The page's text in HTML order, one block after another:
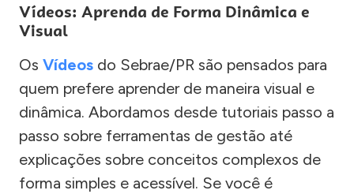
Vídeos: Aprenda de Forma Dinâmica e
Visual
Os Vídeos do Sebrae/PR são pensados para
quem prefere aprender de maneira visual e
dinâmica. Abordamos desde tutoriais passo a
passo sobre ferramentas de gestão até
explicações sobre conceitos complexos de
forma simples e acessível. Se você é